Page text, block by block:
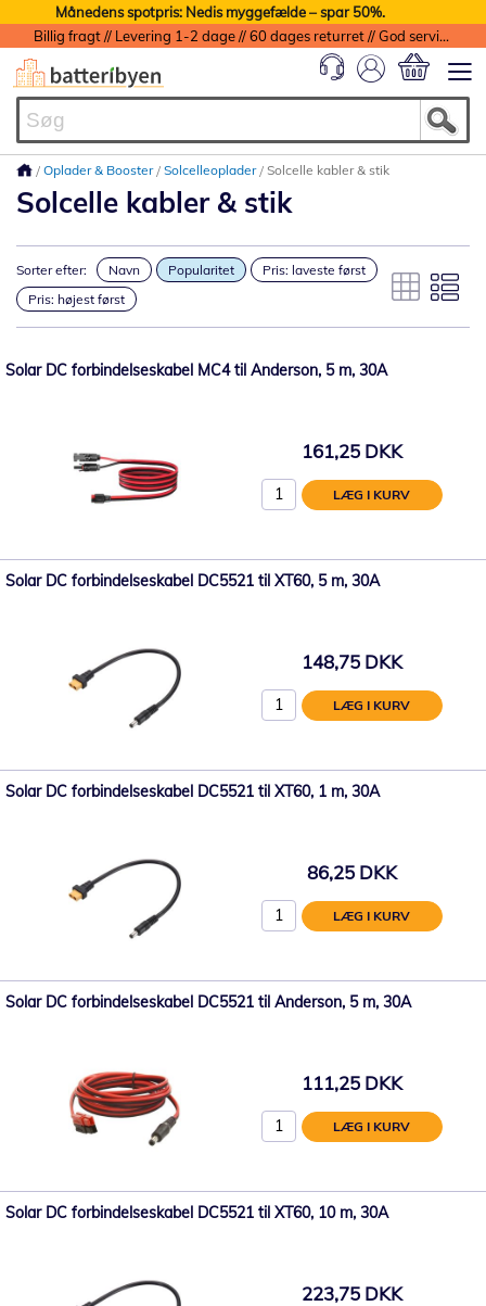
Månedens spotpris: Nedis myggefælde – spar 50%.
Billig fragt // Levering 1-2 dage // 60 dages returret // God service med garanti
Oplader & Booster Solcelleoplader Solcelle kabler & stik
Solcelle kabler & stik
Sorter efter: Navn Popularitet
Pris: laveste først
Pris: højest først
Solar DC forbindelseskabel MC4 til Anderson, 5 m, 30A
161,25 DKK
LÆG I KURV
Solar DC forbindelseskabel DC5521 til XT60, 5 m, 30A
148,75 DKK
LÆG I KURV
Solar DC forbindelseskabel DC5521 til XT60, 1 m, 30A
86,25 DKK
LÆG I KURV
Solar DC forbindelseskabel DC5521 til Anderson, 5 m, 30A
111,25 DKK
LÆG I KURV
Solar DC forbindelseskabel DC5521 til XT60, 10 m, 30A
223,75 DKK